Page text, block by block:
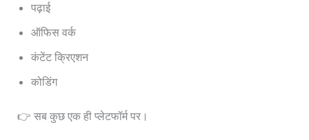
पढ़ाई
ऑफिस वर्क
कंटेंट क्रिएशन
कोडिंग
👉 सब कुछ एक ही प्लेटफॉर्म पर।